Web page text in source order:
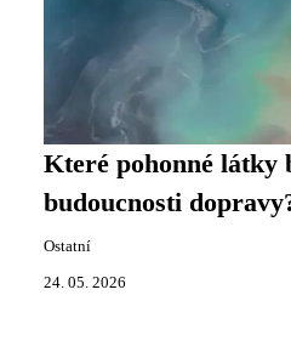
Které pohonné látky
budoucnosti
Ostatní
24. 05. 2026